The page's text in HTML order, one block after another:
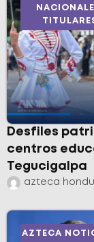
Desfiles
centros
Tegucigalpa
azteca
AZTECA